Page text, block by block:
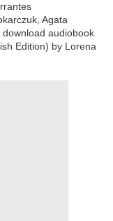
Agata
download audiobook
Edition) by Lorena